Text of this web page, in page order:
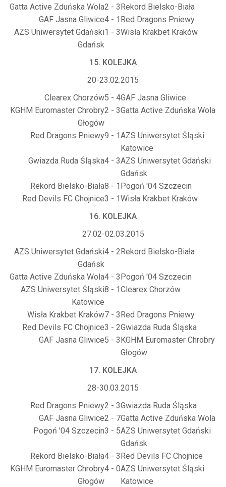
Gatta Active Zduńska Wola2 - 3Rekord Bielsko-Biała
GAF Jasna Gliwice4 - 1 Red Dragons Pniewy
AZS Uniwersytet Gdański
Gdańsk
1 - 3Wisła Krakbet Kraków
15. KOLEJKA
20-23.02.2015
Clearex Chorzów5 - 4GAF Jasna Gliwice
KGHM Euromaster Chrobry
Głogów
2 - 3Gatta Active Zduńska Wola
Red Dragons Pniewy9 - 1AZS Uniwersytet Śląski
Katowice
Gwiazda Ruda Śląska4 - 3AZS Uniwersytet Gdański
Gdańsk
Rekord Bielsko-Biała8 - 1 Pogoń '04 Szczecin
Red Devils FC Chojnice3 - 1Wisła Krakbet Kraków
16. KOLEJKA
27.02-02.03.2015
AZS Uniwersytet Gdański
Gdańsk
4 - 2Rekord Bielsko-Biała
Gatta Active Zduńska Wola4 - 3Pogoń '04 Szczecin
AZS Uniwersytet Śląski
Katowice
8 - 1Clearex Chorzów
Wisła Krakbet Kraków7 - 3Red Dragons Pniewy
Red Devils FC Chojnice3 - 2Gwiazda Ruda Śląska
GAF Jasna Gliwice5 - 3KGHM Euromaster Chrobry
Głogów
17. KOLEJKA
28-30.03.2015
Red Dragons Pniewy2 - 3Gwiazda Ruda Śląska
GAF Jasna Gliwice2 - 7Gatta Active Zduńska Wola
Pogoń '04 Szczecin3 - 5AZS Uniwersytet Gdański
Gdańsk
Rekord Bielsko-Biała4 - 3Red Devils FC Chojnice
KGHM Euromaster Chrobry
Głogów
4 - 0AZS Uniwersytet Śląski
Katowice